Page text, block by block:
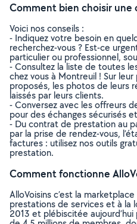
Comment bien choisir
Voici nos conseils :
- Indiquez votre besoin en
recherchez-vous ? Est-ce
particulier ou professionnel,
- Consultez la liste de toutes
chez vous à Montreuil ! Sur
proposés, les photos de leurs
laissés par leurs clients.
- Conversez avec les offreurs
pour des échanges sécurisés
- Du contrat de prestation au
par la prise de rendez-vous,
factures : utilisez nos outils
prestation.
Comment fonctionne
AlloVoisins c’est la
prestations de services et à
2013 et plébiscitée